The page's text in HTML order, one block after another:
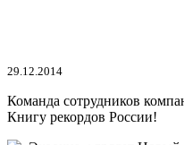
29.12.2014
Команда сотрудников
Книгу рекордов России!